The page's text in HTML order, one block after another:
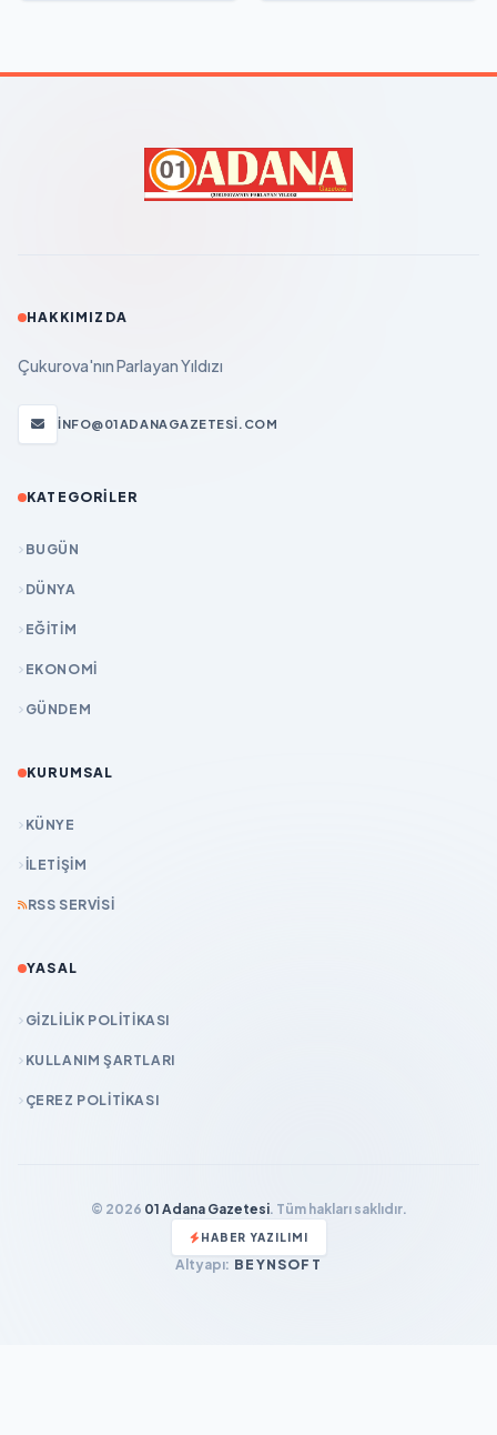
HAKKIMIZDA
Çukurova'nın Parlayan Yıldızı
INFO@01ADANAGAZETESI.COM
KATEGORILER
BUGÜN
DÜNYA
EĞİTİM
EKONOMİ
GÜNDEM
KURUMSAL
KÜNYE
İLETIŞIM
RSS SERVISI
YASAL
GIZLILIK POLITIKASI
KULLANIM ŞARTLARI
ÇEREZ POLITIKASI
© 2026 01 Adana Gazetesi. Tüm hakları saklıdır.
HABER YAZILIMI
Altyapı: BEYNSOFT